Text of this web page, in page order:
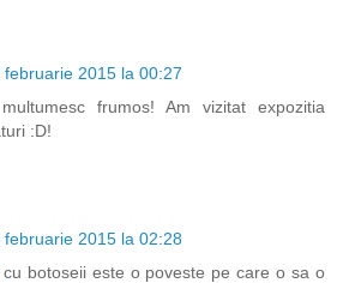
februarie 2015 la 00:27
multumesc frumos! Am vizitat expozitia
:D!
februarie 2015 la 02:28
botoseii este o poveste pe care o sa o